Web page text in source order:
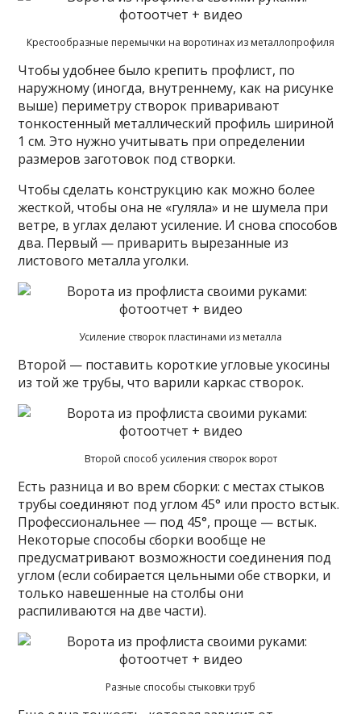
Крестообразные перемычки на воротинах из металлопрофиля
Чтобы удобнее было крепить профлист, по
наружному (иногда, внутреннему, как на рисунке
выше) периметру створок приваривают
тонкостенный металлический профиль шириной
1 см. Это нужно учитывать при определении
размеров заготовок под створки.
Чтобы сделать конструкцию как можно более
жесткой, чтобы она не «гуляла» и не шумела при
ветре, в углах делают усиление. И снова способов
два. Первый — приварить вырезанные из
листового металла уголки.
Усиление створок пластинами из металла
Второй — поставить короткие угловые укосины
из той же трубы, что варили каркас створок.
Второй способ усиления створок ворот
Есть разница и во врем сборки: с местах стыков
трубы соединяют под углом 45° или просто встык.
Профессиональнее — под 45°, проще — встык.
Некоторые способы сборки вообще не
предусматривают возможности соединения под
углом (если собирается цельными обе створки, и
только навешенные на столбы они
распиливаются на две части).
Разные способы стыковки труб